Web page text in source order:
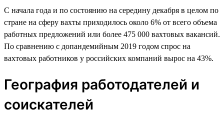
С начала года и по состоянию на середину декабря в целом по
стране на сферу вахты приходилось около 6% от всего объема
работных предложений или более 475 000 вахтовых вакансий.
По сравнению с допандемийным 2019 годом спрос на
вахтовых работников у российских компаний вырос на 43%.
География работодателей и
соискателей